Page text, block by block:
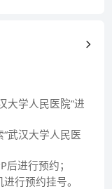
大学人民医院”进
武汉大学人民医
后进行预约；
行预约挂号。